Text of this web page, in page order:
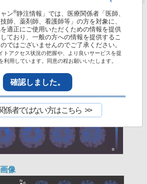
像
ン®静注情報」では、医療関係者「医師、
師、薬剤師、看護師等」の方を対象に、
適正にご使用いただくための情報を提供
ており、一般の方への情報を提供するこ
ではございませんのでご了承ください。
トアクセス状況の把握や、より良いサービスを提
利用しています。同意の程お願いいたします。
確認しました。
係者ではない方はこちら